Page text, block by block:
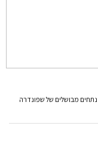
מבושלים של שפונדרה